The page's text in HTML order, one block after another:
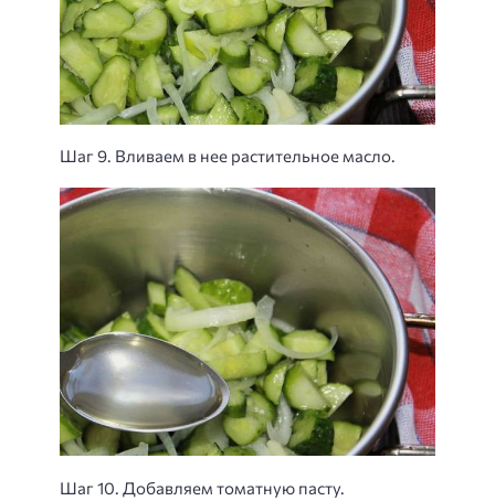
Шаг 9. Вливаем в нее растительное масло.
Шаг 10. Добавляем томатную пасту.